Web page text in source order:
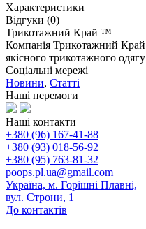
Характеристики
Відгуки (0)
Трикотажний Край ™
Компанія Трикотажний
якісного трикотажного
Соціальні мережі
Новини, Статті
Наші перемоги
Наші контакти
+380 (96) 167-41-88
+380 (93) 018-56-92
+380 (95) 763-81-32
poops.pl.ua@gmail.com
Україна, м. Горішні Плавні,
вул. Строни, 1
До контактів